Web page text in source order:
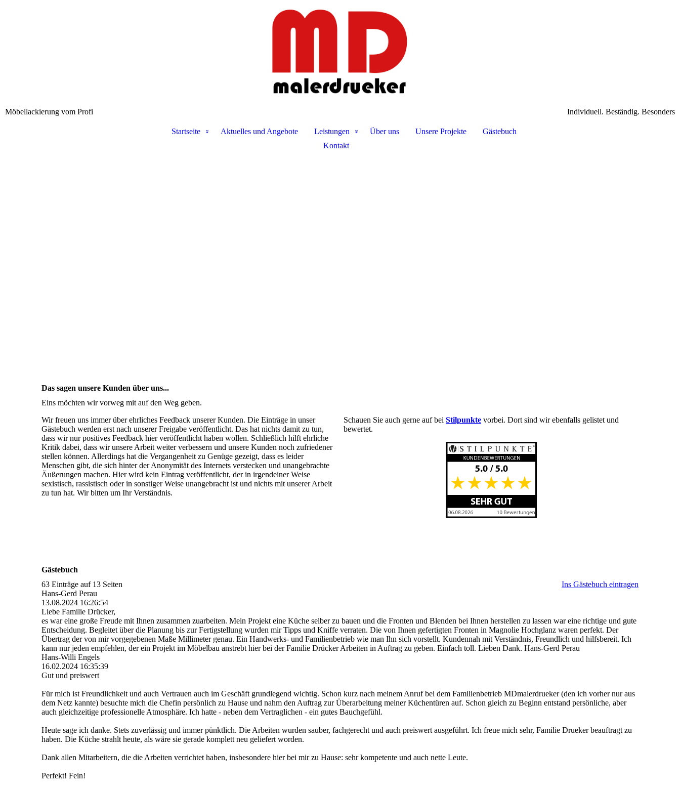
Möbellackierung vom Profi Individuell. Beständig. Besonders
Startseite Aktuelles und Angebote Leistungen Über uns Unsere Projekte
Gästebuch
Kontakt
Das sagen unsere Kunden über uns...
Eins möchten wir vorweg mit auf den Weg geben.
Wir freuen uns immer über ehrliches Feedback unserer Kunden. Die Einträge in unser
Gästebuch werden erst nach unserer Freigabe veröffentlicht. Das hat nichts damit zu tun,
dass wir nur positives Feedback hier veröffentlicht haben wollen. Schließlich hilft ehrliche
Kritik dabei, dass wir unsere Arbeit weiter verbessern und unsere Kunden noch zufriedener
stellen können. Allerdings hat die Vergangenheit zu Genüge gezeigt, dass es leider
Menschen gibt, die sich hinter der Anonymität des Internets verstecken und unangebrachte
Äußerungen machen. Hier wird kein Eintrag veröffentlicht, der in irgendeiner Weise
sexistisch, rassistisch oder in sonstiger Weise unangebracht ist und nichts mit unserer Arbeit
zu tun hat. Wir bitten um Ihr Verständnis.
Schauen Sie auch gerne auf bei Stilpunkte vorbei. Dort sind wir ebenfalls gelistet und
bewertet.
Gästebuch
63 Einträge auf 13 Seiten
Ins Gästebuch eintragen
Hans-Gerd Perau
13.08.2024 16:26:54
Liebe Familie Drücker,
es war eine große Freude mit Ihnen zusammen zuarbeiten. Mein Projekt eine Küche selber zu bauen und die Fronten und Blenden bei Ihnen herstellen zu lassen war eine richtige und gute
Entscheidung. Begleitet über die Planung bis zur Fertigstellung wurden mir Tipps und Kniffe verraten. Die von Ihnen gefertigten Fronten in Magnolie Hochglanz waren perfekt. Der
Übertrag der von mir vorgegebenen Maße Millimeter genau. Ein Handwerks- und Familienbetrieb wie man Ihn sich vorstellt. Kundennah mit Verständnis, Freundlich und hilfsbereit. Ich
kann nur jeden empfehlen, der ein Projekt im Möbelbau anstrebt hier bei der Familie Drücker Arbeiten in Auftrag zu geben. Einfach toll. Lieben Dank. Hans-Gerd Perau
Hans-Willi Engels
16.02.2024 16:35:39
Gut und preiswert
Für mich ist Freundlichkeit und auch Vertrauen auch im Geschäft grundlegend wichtig. Schon kurz nach meinem Anruf bei dem Familienbetrieb MDmalerdrueker (den ich vorher nur aus
dem Netz kannte) besuchte mich die Chefin persönlich zu Hause und nahm den Auftrag zur Überarbeitung meiner Küchentüren auf. Schon gleich zu Beginn entstand persönliche, aber
auch gleichzeitige professionelle Atmosphäre. Ich hatte - neben dem Vertraglichen - ein gutes Bauchgefühl.
Heute sage ich danke. Stets zuverlässig und immer pünktlich. Die Arbeiten wurden sauber, fachgerecht und auch preiswert ausgeführt. Ich freue mich sehr, Familie Drueker beauftragt zu
haben. Die Küche strahlt heute, als wäre sie gerade komplett neu geliefert worden.
Dank allen Mitarbeitern, die die Arbeiten verrichtet haben, insbesondere hier bei mir zu Hause: sehr kompetente und auch nette Leute.
Perfekt! Fein!